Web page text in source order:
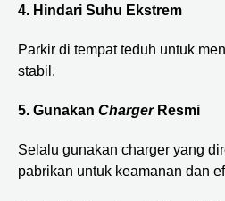
4. Hindari Suhu Ekstrem
Parkir di tempat teduh untuk
stabil.
5. Gunakan Charger Resmi
Selalu gunakan charger yang
pabrikan untuk keamanan dan